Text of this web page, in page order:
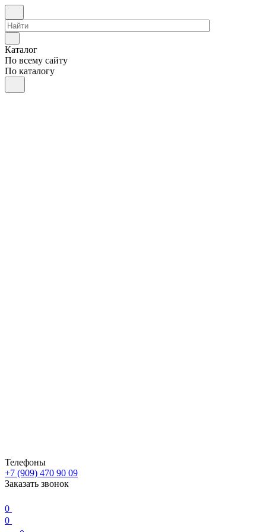
Каталог
По всему сайту
По каталогу
Телефоны
+7 (909) 470 90 09
Заказать звонок
0
0